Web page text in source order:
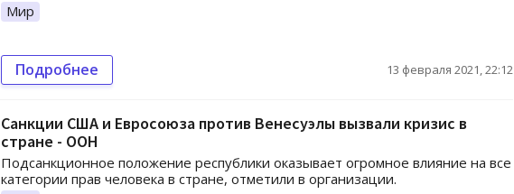
Мир
Подробнее 13 февраля 2021, 22:12
Санкции США и Евросоюза против Венесуэлы вызвали кризис в
стране - ООН
Подсанкционное положение республики оказывает огромное влияние на все
категории прав человека в стране, отметили в организации.